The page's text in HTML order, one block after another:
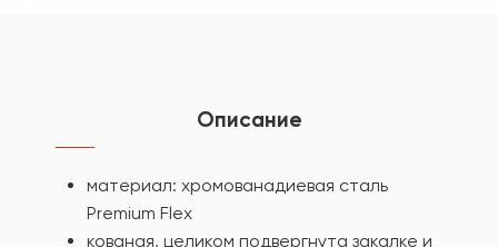
Описание
материал: хромованадиевая сталь
Premium Flex
кованая, целиком подвергнута закалке и